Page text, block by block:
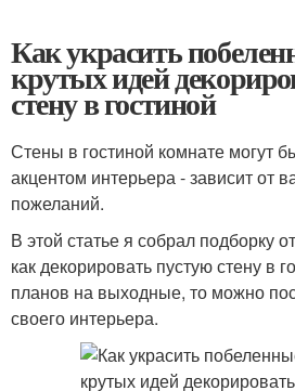
Как украсить
крутых идей
стену в гостиной
Стены в гостиной комнате могут
акцентом интерьера - зависит от
пожеланий.
В этой статье я собрал подборку
как декорировать пустую стену в
планов на выходные, то можно
своего интерьера.